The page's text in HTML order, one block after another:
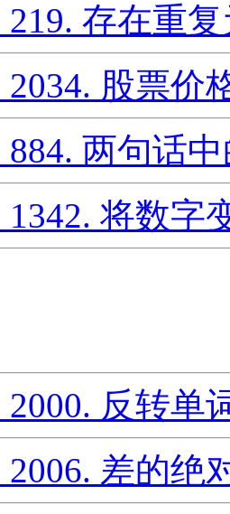
219. 存在重
2034. 股票价
884. 两句话
1342. 将数字
2000. 反转单
2006. 差的绝